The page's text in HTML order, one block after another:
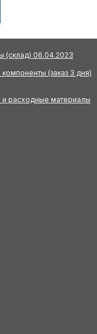
(склад) 06.04.2023
(заказ 3 дня)
и расходные материалы